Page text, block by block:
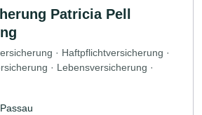
Patricia Pell
· Haftpflichtversicherung ·
· Lebensversicherung ·